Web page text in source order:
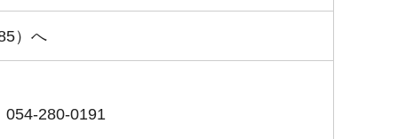
）へ
280-0191